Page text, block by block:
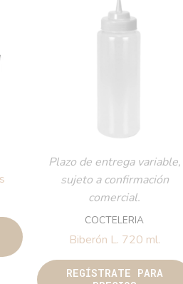
Plazo de entrega variable,
sujeto a confirmación
comercial.
COCTELERIA
Biberón L. 720 ml.
REGÍSTRATE PARA